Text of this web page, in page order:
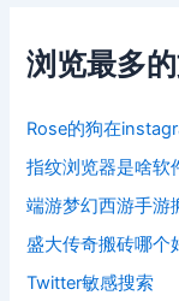
浏览最多
Rose的狗在
指纹浏览器是啥软
端游梦幻西游手游
盛大传奇搬砖哪个
Twitter敏感搜索